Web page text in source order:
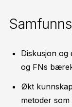
Diskusjon
og FNs
Økt kunnskap
metoder